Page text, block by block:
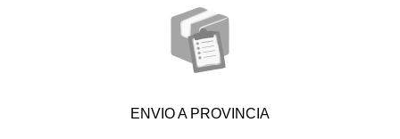
ENVIO A PROVINCIA